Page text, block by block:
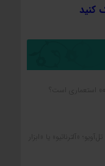
کنید
استعماری است؟